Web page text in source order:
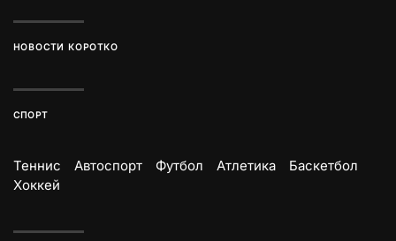
НОВОСТИ КОРОТКО
СПОРТ
Теннис Автоспорт Футбол Атлетика
Баскетбол
Хоккей